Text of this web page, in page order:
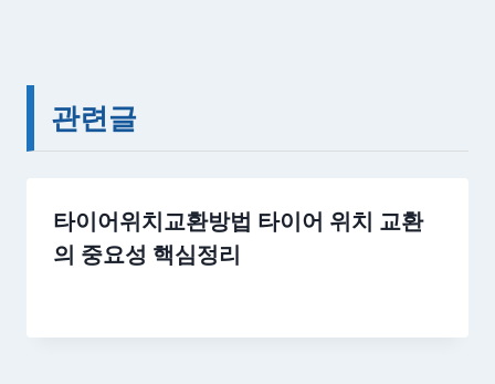
관련글
타이어위치교환방법 타이어 위치 교환
의 중요성 핵심정리